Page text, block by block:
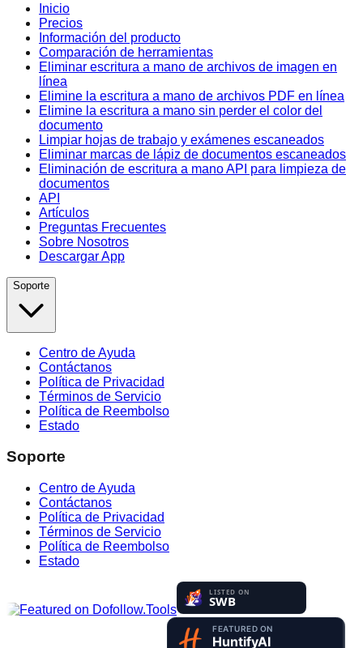
Inicio
Precios
Información del producto
Comparación de herramientas
Eliminar escritura a mano de archivos de imagen en
línea
Elimine la escritura a mano de archivos PDF en línea
Elimine la escritura a mano sin perder el color del
documento
Limpiar hojas de trabajo y exámenes escaneados
Eliminar marcas de lápiz de documentos escaneados
Eliminación de escritura a mano API para limpieza de
documentos
API
Artículos
Preguntas Frecuentes
Sobre Nosotros
Descargar App
Soporte
Centro de Ayuda
Contáctanos
Política de Privacidad
Términos de Servicio
Política de Reembolso
Estado
Soporte
Centro de Ayuda
Contáctanos
Política de Privacidad
Términos de Servicio
Política de Reembolso
Estado